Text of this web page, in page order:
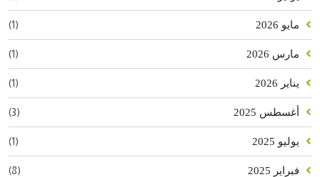
مايو 2026 (1)
مارس 2026 (1)
يناير 2026 (1)
أغسطس 2025 (3)
يوليو 2025 (1)
فبراير 2025 (8)